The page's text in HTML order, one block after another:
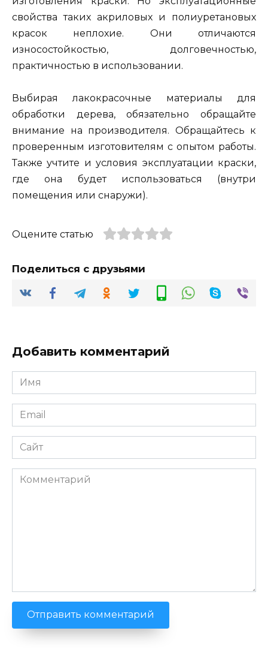
свойства таких акриловых и полиуретановых
красок неплохие. Они отличаются
износостойкостью, долговечностью,
практичностью в использовании.
Выбирая лакокрасочные материалы для
обработки дерева, обязательно обращайте
внимание на производителя. Обращайтесь к
проверенным изготовителям с опытом работы.
Также учтите и условия эксплуатации краски,
где она будет использоваться (внутри
помещения или снаружи).
Оцените статью
Поделиться с друзьями
Добавить комментарий
Имя
*
Email
*
Сайт
Комментарий